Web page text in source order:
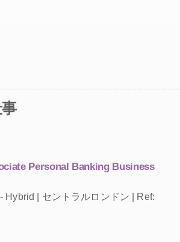
Personal Banking Business
| セントラルロンドン | Ref: